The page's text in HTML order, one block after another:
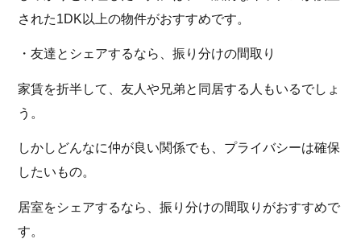
された1DK以上の物件がおすすめです。
・友達とシェアするなら、振り分けの間取り
家賃を折半して、友人や兄弟と同居する人もいるでしょ
う。
しかしどんなに仲が良い関係でも、プライバシーは確保
したいもの。
居室をシェアするなら、振り分けの間取りがおすすめで
す。